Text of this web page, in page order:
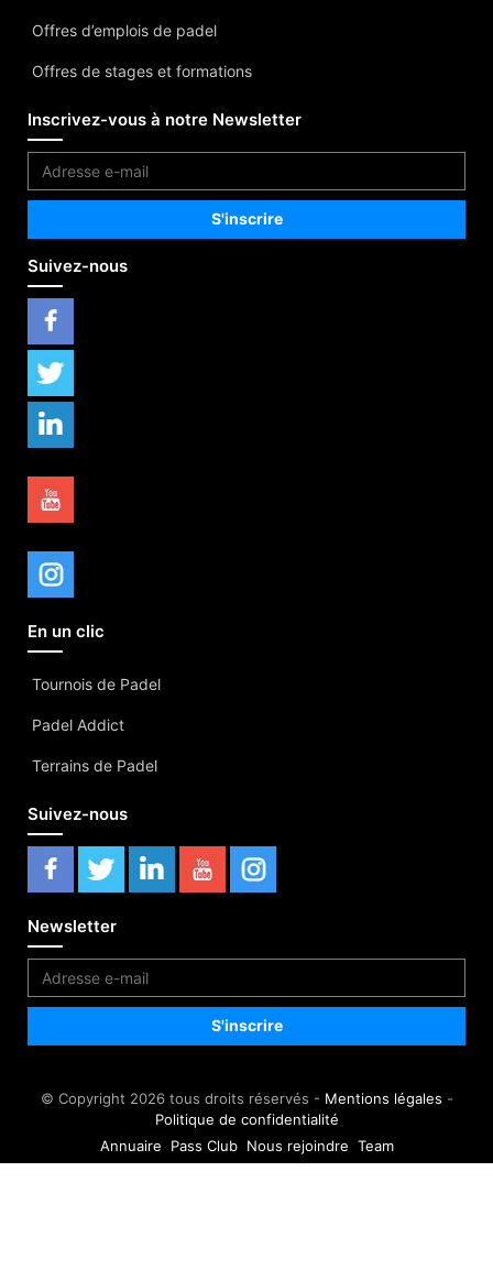
Offres d’emplois de padel
Offres de stages et formations
Inscrivez-vous à notre Newsletter
Suivez-nous
En un clic
Tournois de Padel
Padel Addict
Terrains de Padel
Suivez-nous
Newsletter
© Copyright 2026 tous droits réservés - Mentions légales -
Politique de confidentialité
Annuaire
Pass Club Nous rejoindre Team